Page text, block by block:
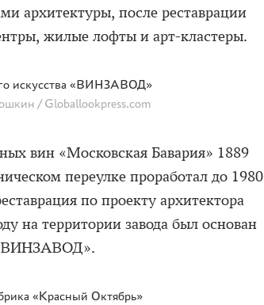
архитектуры, после реставрации
жилые лофты и арт-кластеры.
искусства «ВИНЗАВОД»
/ Globallookpress.com
вин «Московская Бавария» 1889
переулке проработал до 1980
по проекту архитектора
на территории завода был основан
«ВИНЗАВОД».
«Красный Октябрь»